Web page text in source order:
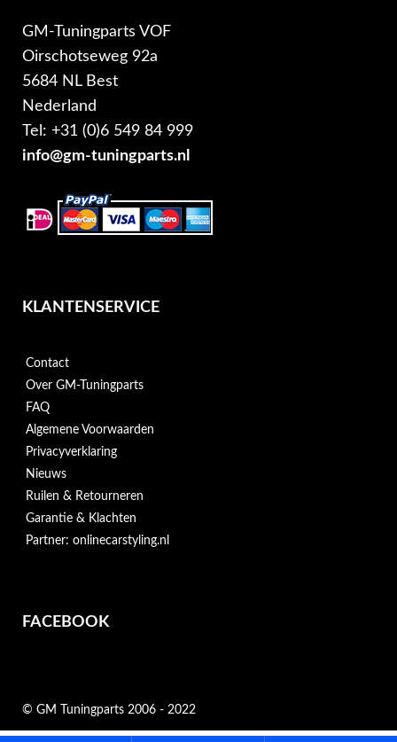
GM-Tuningparts VOF
Oirschotseweg 92a
5684 NL Best
Nederland
Tel: +31 (0)6 549 84 999
info@gm-tuningparts.nl
KLANTENSERVICE
Contact
Over GM-Tuningparts
FAQ
Algemene Voorwaarden
Privacyverklaring
Nieuws
Ruilen & Retourneren
Garantie & Klachten
Partner: onlinecarstyling.nl
FACEBOOK
© GM Tuningparts 2006 - 2022